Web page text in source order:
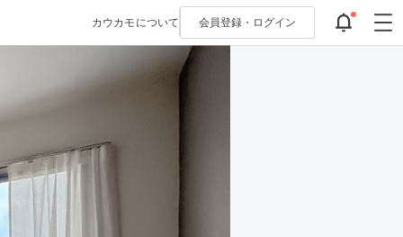
カウカモについて 会員登録・ ログイン